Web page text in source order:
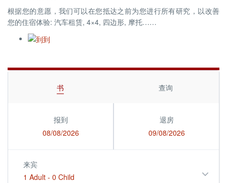
根据您的意愿，我们可以在您抵达之前为您进行所有研究，以改善
您的住宿体验: 汽车租赁, 4×4, 四边形, 摩托……
书 查询
报到
08/08/2026
退房
09/08/2026
来宾
1 Adult - 0 Child